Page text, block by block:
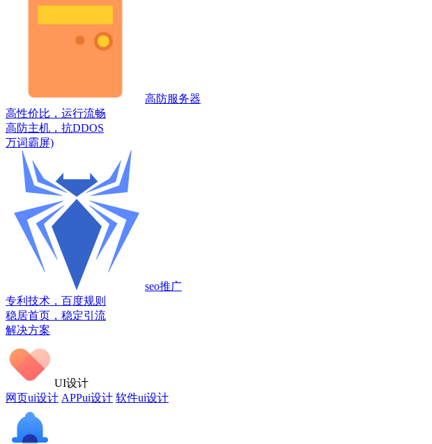
高防服务器
高性价比，运行流畅
高防主机，抗DDOS
万词霸屏)
seo推广
专利技术，百度规则
稳居首页，稳定引流
解决方案
UI设计
网页ui设计 APPui设计 软件ui设计